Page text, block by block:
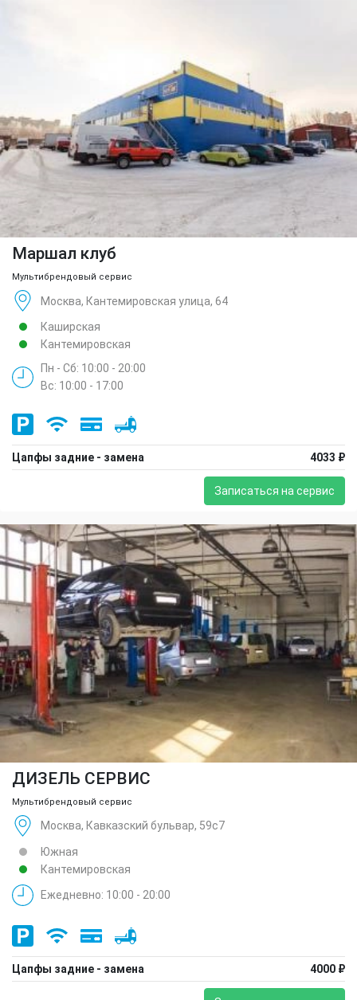
Маршал клуб
Мультибрендовый сервис
Москва, Кантемировская улица, 64
Каширская
Кантемировская
Пн - Сб: 10:00 - 20:00
Вс: 10:00 - 17:00
Цапфы задние - замена 4033 ₽
Записаться на сервис
ДИЗЕЛЬ СЕРВИС
Мультибрендовый сервис
Москва, Кавказский бульвар, 59с7
Южная
Кантемировская
Ежедневно: 10:00 - 20:00
Цапфы задние - замена 4000 ₽